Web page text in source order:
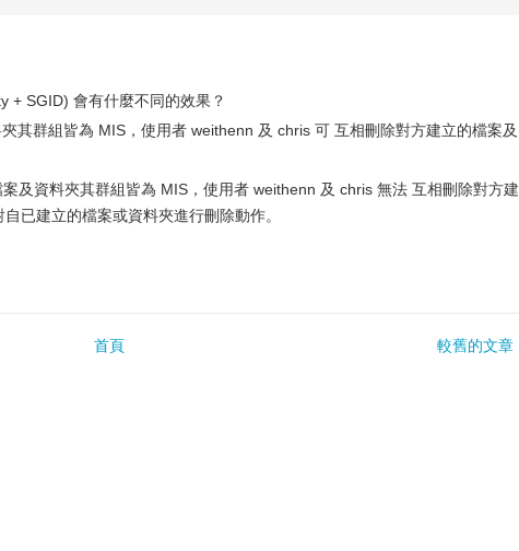
+ SGID) 會有什麼不同的效果？
其群組皆為 MIS，使用者 weithenn 及 chris 可 互相刪除對方建立的檔案及
案及資料夾其群組皆為 MIS，使用者 weithenn 及 chris 無法 互相刪除對方建
已建立的檔案或資料夾進行刪除動作。
較舊的文章
首頁